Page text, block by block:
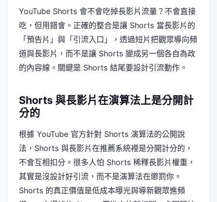
YouTube Shorts 會不會吃掉長影片流量？不會直接
吃，但用錯會。正確的整合是讓 Shorts 當長影片的
「預告片」與「引流入口」，透過短片把觀眾導向頻
道與長影片，而不是讓 Shorts 變成另一個各自為政
的內容線。關鍵是 Shorts 結尾要設計引流動作。
Shorts 與長影片在演算法上是分開計
分的
根據 YouTube 官方針對 Shorts 演算法的公開說
法，Shorts 與長影片在推薦系統裡是分開計分的，
不會互相扣分。很多人怕 Shorts 稀釋長影片權重，
其實是沒設計好引流，而不是演算法在懲罰你。
Shorts 的真正價值是低成本曝光與導新觀眾進頻